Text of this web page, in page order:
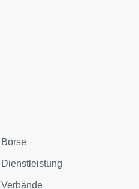
Börse
Dienstleistung
Verbände